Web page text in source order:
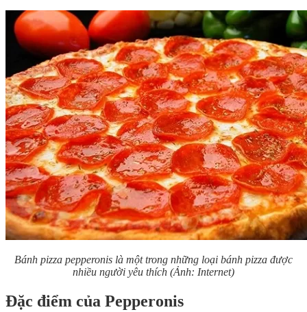
Bánh pizza pepperonis là một trong những loại bánh pizza được
nhiều người yêu thích (Ảnh: Internet)
Đặc điểm của Pepperonis